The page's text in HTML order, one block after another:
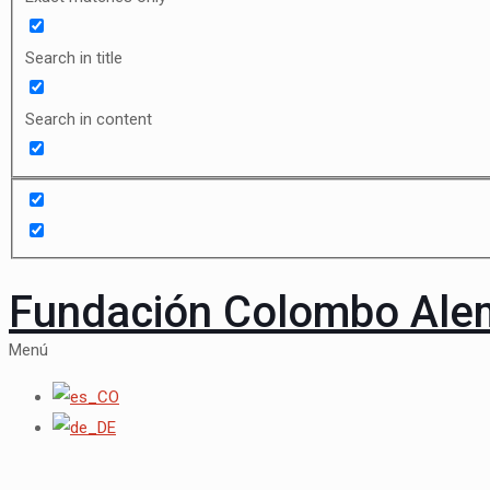
Search in title
Search in content
Fundación Colombo
Menú